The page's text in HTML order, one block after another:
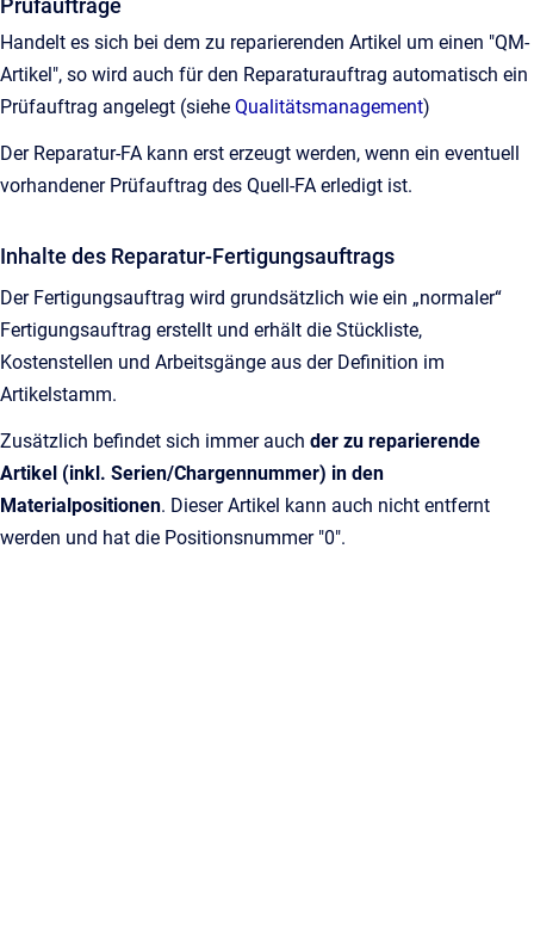
Prüfaufträge
Handelt es sich bei dem zu reparierenden Artikel um einen "QM-
Artikel", so wird auch für den Reparaturauftrag automatisch ein
Prüfauftrag angelegt (siehe Qualitätsmanagement)
Der Reparatur-FA kann erst erzeugt werden, wenn ein eventuell
vorhandener Prüfauftrag des Quell-FA erledigt ist.
Inhalte des Reparatur-Fertigungsauftrags
Der Fertigungsauftrag wird grundsätzlich wie ein „normaler“
Fertigungsauftrag erstellt und erhält die Stückliste,
Kostenstellen und Arbeitsgänge aus der Definition im
Artikelstamm.
Zusätzlich befindet sich immer auch der zu reparierende
Artikel (inkl. Serien/Chargennummer) in den
Materialpositionen. Dieser Artikel kann auch nicht entfernt
werden und hat die Positionsnummer "0".